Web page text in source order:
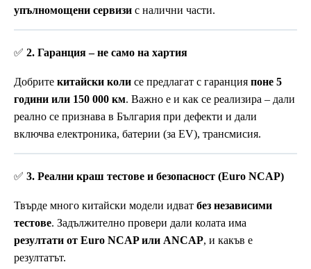
упълномощени сервизи с налични части.
✅ 2. Гаранция – не само на хартия
Добрите китайски коли се предлагат с гаранция поне 5
години или 150 000 км. Важно е и как се реализира – дали
реално се признава в България при дефекти и дали
включва електроника, батерии (за EV), трансмисия.
✅ 3. Реални краш тестове и безопасност (Euro NCAP)
Твърде много китайски модели идват без независими
тестове. Задължително провери дали колата има
резултати от Euro NCAP или ANCAP, и какъв е
резултатът.